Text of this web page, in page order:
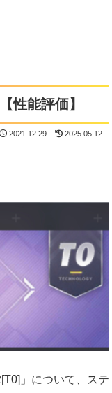
性能評価】
2021.12.29 2025.05.12
」について、ステ